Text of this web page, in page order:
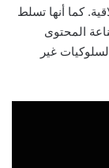
كما أنها تسلط
المحتوى
غير